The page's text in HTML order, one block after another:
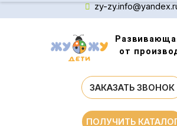
zy-
от
ЗАКАЗАТЬ ЗВОНОК
ПОЛУЧИТЬ